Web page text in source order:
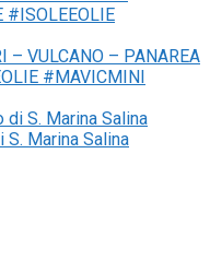
– VULCANO – PANAREA
#MAVICMINI
S. Marina Salina